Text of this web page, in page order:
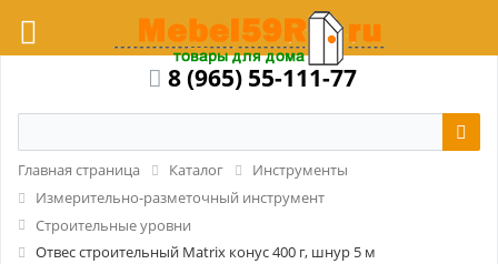
8 (965) 55-111-77
Главная страница Каталог
Инструменты
Измерительно-разметочный инструмент
Строительные уровни
Отвес строительный Matrix конус 400 г, шнур 5 м